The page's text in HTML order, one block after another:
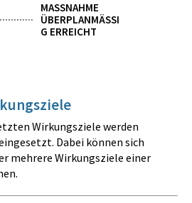
MASSNAHME
ÜBERPLANMÄSSIG
ERREICHT
Wirkungsziele werden
Dabei können sich
mehrere Wirkungsziele einer